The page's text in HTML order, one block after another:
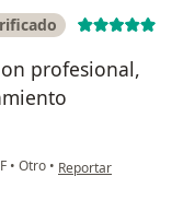
profesional,
• Otro • en opinión del
Reportar